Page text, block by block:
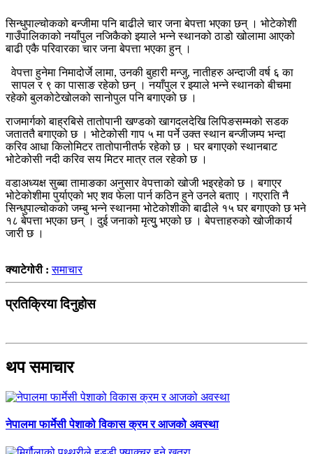
सिन्धुपाल्चोकको बन्जीमा पनि बाढीले चार जना बेपत्ता भएका छन् । भोटेकोशी
गाउँपालिकाको नयाँपुल नजिकैको झ्याले भन्ने स्थानको ठाडो खोलामा आएको
बाढी एकै परिवारका चार जना बेपत्ता भएका हुन् ।
वेपत्ता हुनेमा निमादोर्जे लामा, उनकी बुहारी मन्जु, नातीहरु अन्दाजी वर्ष ६ का
सापल र ९ का पासाङ रहेको छन् । नयाँपुल र झ्याले भन्ने स्थानको बीचमा
रहेको बुलकोटेखोलको सानोपुल पनि बगाएको छ ।
राजमार्गको बाह्रबिसे तातोपानी खण्डको खागदलदेखि लिपिङसम्मको सडक
जताततै बगाएको छ । भोटेकोसी गाप ५ मा पर्ने उक्त स्थान बन्जीजम्प भन्दा
करिव आधा किलोमिटर तातोपानीतर्फ रहेको छ । घर बगाएको स्थानबाट
भोटेकोसी नदी करिव सय मिटर मात्र तल रहेको छ ।
वडाअध्यक्ष सुब्बा तामाङका अनुसार वेपत्ताको खोजी भइरहेको छ । बगाएर
भोटेकोशीमा पुर्याएको भए शव फेला पार्न कठिन हुने उनले बताए । गएराति नै
सिन्धुपाल्चोकको जम्बु भन्ने स्थानमा भोटेकोशीको बाढीले १५ घर बगाएको छ भने
१८ बेपत्ता भएका छन् । दुई जनाको मृत्युु भएको छ । बेपत्ताहरुको खोजीकार्य
जारी छ ।
क्याटेगोरी :समाचार
प्रतिक्रिया दिनुहोस
थप समाचार
नेपालमा फार्मेसी पेशाको विकास क्रम र आजको अवस्था